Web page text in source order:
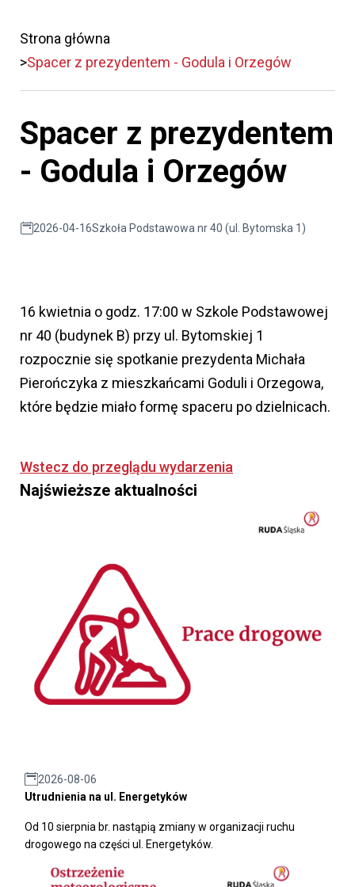
Strona główna
Spacer z prezydentem - Godula i Orzegów
Spacer z prezydentem
- Godula i Orzegów
2026-04-16Szkoła Podstawowa nr 40 (ul. Bytomska 1)
16 kwietnia o godz. 17:00 w Szkole Podstawowej
nr 40 (budynek B) przy ul. Bytomskiej 1
rozpocznie się spotkanie prezydenta Michała
Pierończyka z mieszkańcami Goduli i Orzegowa,
które będzie miało formę spaceru po dzielnicach.
Wstecz do przeglądu wydarzenia
Najświeższe aktualności
2026-08-06
Utrudnienia na ul. Energetyków
Od 10 sierpnia br. nastąpią zmiany w organizacji ruchu
drogowego na części ul. Energetyków.